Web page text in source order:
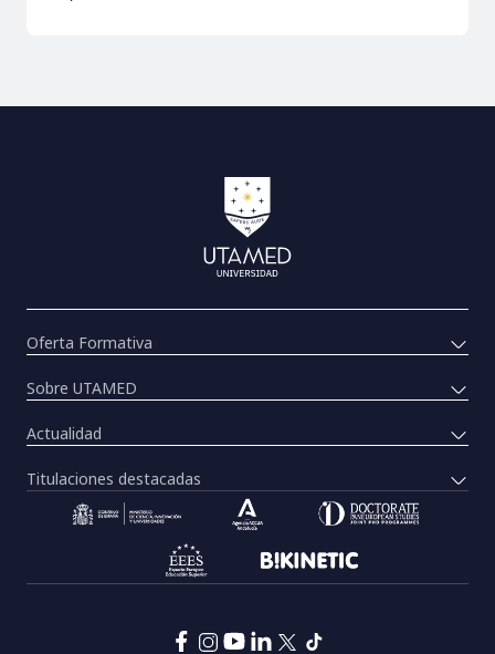
Oferta Formativa
Sobre UTAMED
Actualidad
Titulaciones destacadas